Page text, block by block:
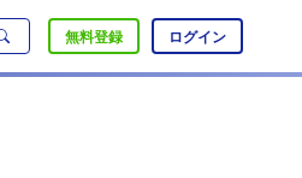
無料登録 ログイン